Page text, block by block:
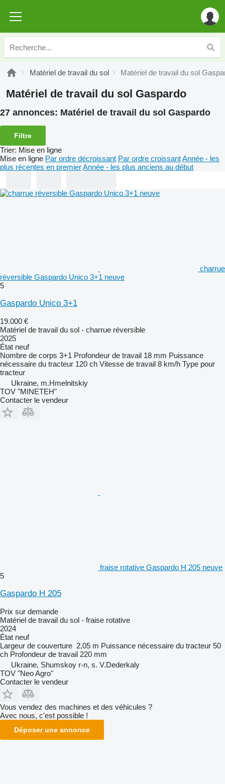
Matériel de travail du sol Matériel de travail du sol
Matériel de travail du sol Gaspardo
27 annonces: Matériel de travail du sol Gaspardo
Filtre
Trier: Mise en ligne
Mise en ligne Par ordre décroissant Par ordre croissantAnnée - les
plus récentes en premierAnnée - les plus anciens au début
charrue
réversible Gaspardo Unico 3+1 neuve
5
Gaspardo Unico 3+1
19.000 €
Matériel de travail du sol - charrue réversible
2025
État neuf
Nombre de corps 3+1 Profondeur de travail 18 mm Puissance
nécessaire du tracteur 120 ch Vitesse de travail 8 km/h Type pour
tracteur
Ukraine, m.Hmelnitskiy
TOV "MINETEH"
Contacter le vendeur
fraise rotative Gaspardo H 205 neuve
5
Gaspardo H 205
Prix sur demande
Matériel de travail du sol - fraise rotative
2024
État neuf
Largeur de couverture 2,05 m Puissance nécessaire du tracteur 50
ch Profondeur de travail 220 mm
Ukraine, Shumskoy r-n, s. V.Dederkaly
TOV "Neo Agro"
Contacter le vendeur
Vous vendez des machines et des véhicules ?
Avec nous, c'est possible !
Déposer une annonce